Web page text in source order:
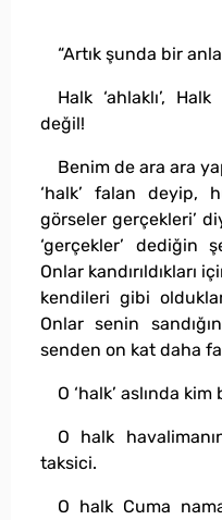
“Artık şunda bir
Halk ‘ahlaklı’,
değil!
Benim de ara ara
‘halk’ falan deyip,
görseler gerçekleri’
‘gerçekler’ dediğin
Onlar kandırıldıkları
kendileri gibi
Onlar senin
senden on kat daha
O ‘halk’ aslında
O halk
taksici.
O halk Cuma